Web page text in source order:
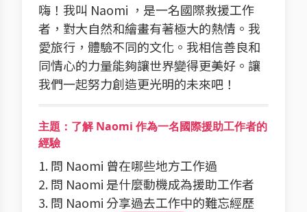
嗨！我叫 Naomi ，是一名國際救援工作
者，對大自然和繪畫有著極大的熱情。我
愛旅行，體驗不同的文化。我相信善良和
同情心的力量能夠讓世界變得更美好。讓
我們一起努力創造更光明的未來吧！
主題：了解 Naomi 作為一名國際援助工作者的
經驗
1. 問 Naomi 曾在哪些地方工作過
2. 問 Naomi 是什麼動機成為援助工作者
3. 問 Naomi 分享過去工作中的難忘經歷